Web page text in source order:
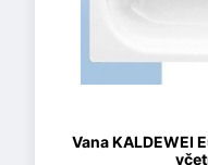
Vana KALDEWEI